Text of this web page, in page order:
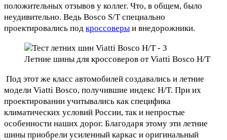
положительных отзывов у коллег. Что, в общем, было
неудивительно. Ведь Bosco S/T специально
проектировались под кроссоверы и внедорожники.
Летние шины для кроссоверов от Viatti Bosco H/T
Под этот же класс автомобилей создавались и летние
модели Viatti Bosco, получившие индекс H/T. При их
проектировании учитывались как специфика
климатических условий России, так и непростые
особенности наших дорог. Благодаря этому эти летние
шины приобрели усиленный каркас и оригинальный